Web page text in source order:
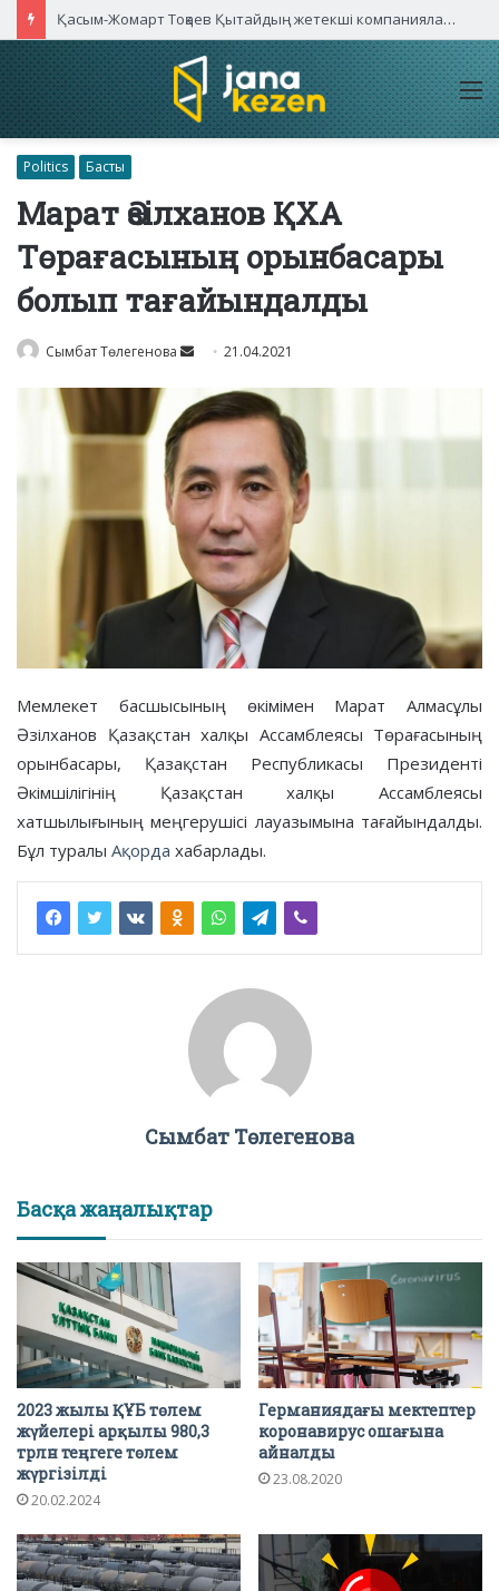
Қасым-Жомарт Тоқаев Қытайдың жетекші компаниялары басшыларымен кездесті
Politics Басты
Марат Әзілханов ҚХА
Төрағасының орынбасары
болып тағайындалды
Сымбат Төлегенова
Send
email
21.04.2021
Мемлекет басшысының өкімімен Марат Алмасұлы
Әзілханов Қазақстан халқы Ассамблеясы Төрағасының
орынбасары, Қазақстан Республикасы Президенті
Әкімшілігінің Қазақстан халқы Ассамблеясы
хатшылығының меңгерушісі лауазымына тағайындалды.
Бұл туралы Ақорда хабарлады.
Сымбат Төлегенова
Басқа жаңалықтар
2023 жылы ҚҰБ төлем
жүйелері арқылы 980,3
трлн теңгеге төлем
жүргізілді
20.02.2024
Германиядағы мектептер
коронавирус ошағына
айналды
23.08.2020